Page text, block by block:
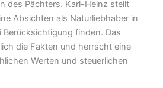
des Pächters. Karl-Heinz stellt
Absichten als Naturliebhaber in
Berücksichtigung finden. Das
die Fakten und herrscht eine
Werten und steuerlichen